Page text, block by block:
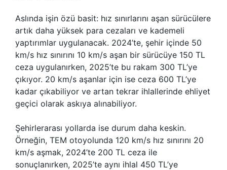
Aslında işin özü basit: hız sınırlarını aşan sürücülere
artık daha yüksek para cezaları ve kademeli
yaptırımlar uygulanacak. 2024’te, şehir içinde 50
km/s hız sınırını 10 km/s aşan bir sürücüye 150 TL
ceza uygulanırken, 2025’te bu rakam 300 TL’ye
çıkıyor. 20 km/s aşanlar için ise ceza 600 TL’ye
kadar çıkabiliyor ve artan tekrar ihlallerinde ehliyet
geçici olarak askıya alınabiliyor.
Şehirlerarası yollarda ise durum daha keskin.
Örneğin, TEM otoyolunda 120 km/s hız sınırını 20
km/s aşmak, 2024’te 200 TL ceza ile
sonuçlanırken, 2025’te aynı ihlal 450 TL’ye